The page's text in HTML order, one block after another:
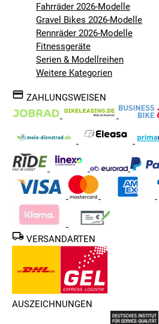
Fahrräder 2026-Modelle
Gravel Bikes 2026-Modelle
Rennräder 2026-Modelle
Fitnessgeräte
Serien & Modellreihen
Weitere Kategorien
ZAHLUNGSWEISEN
VERSANDARTEN
AUSZEICHNUNGEN